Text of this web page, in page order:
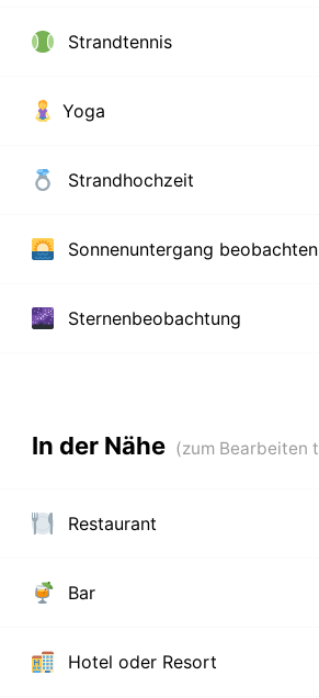
Strandtennis
Yoga
Strandhochzeit
Sonnenuntergang beobachten
Sternenbeobachtung
In der Nähe
Restaurant
Bar
Hotel oder Resort